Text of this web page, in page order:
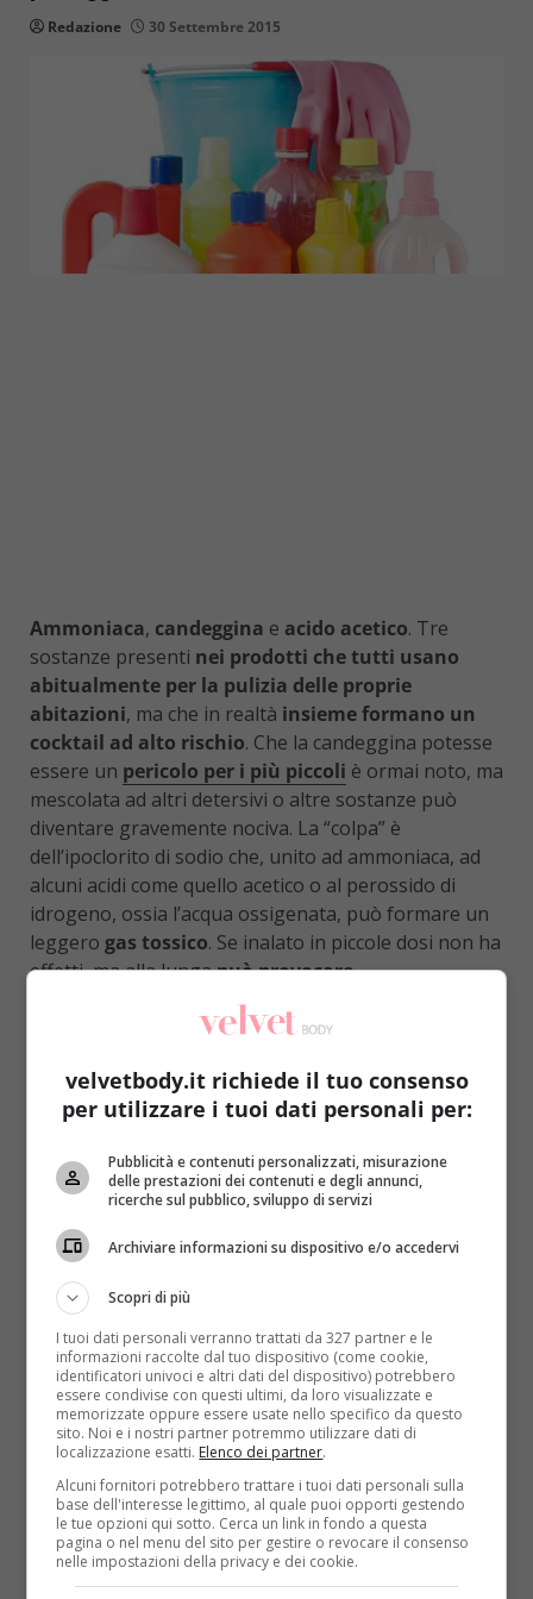
Redazione 30 Settembre 2015
Ammoniaca, candeggina e acido acetico. Tre
sostanze presenti nei prodotti che tutti usano
abitualmente per la pulizia delle proprie
abitazioni, ma che in realtà insieme formano un
cocktail ad alto rischio. Che la candeggina potesse
essere un pericolo per i più piccoli è ormai noto, ma
mescolata ad altri detersivi o altre sostanze può
diventare gravemente nociva. La “colpa” è
dell’ipoclorito di sodio che, unito ad ammoniaca, ad
alcuni acidi come quello acetico o al perossido di
idrogeno, ossia l’acqua ossigenata, può formare un
leggero gas tossico. Se inalato in piccole dosi non ha
effetti, ma alla lungapuò provocare
comunque di quanto si possa pensareperché
sono tutte sostanze contenute nei prodotti più
comuni per pulire casa:
spray per i vetri, detersivi
per piatti, prodotti per pulire il wc, il forno
oppure, l’aceto. Incappare in questo problema può
essere semplice: ad esempio mentre si pulisce lo
specchio del bagno con lo spray per i vetri, un po’ di
candeggina. E il gioco è fatto.
pulire la lavatrice e igienizzarlasi può utilizzare
bicarbonato alla candeggina all’aceto. Magari non
sapendolo, si decide di mescolare tutto e si finisce
per versare nel cestello aceto e candeggina, con il
risultato di sprigionare il pericoloso gas di cloro.
anche, più banalmente, cade per terra l’aceto e
poi ci si passa sopra la candeggina per pulire.
Questi sono solo alcuni esempi, ma ce ne sono molti
stare attenti non è così semplice
velvetbody.it richiede il tuo consenso
per utilizzare i tuoi dati personali per:
Pubblicità e contenuti personalizzati, misurazione
delle prestazioni dei contenuti e degli annunci,
ricerche sul pubblico, sviluppo di servizi
Archiviare informazioni su dispositivo e/o accedervi
Scopri di più
I tuoi dati personali verranno trattati da 327 partner e le
informazioni raccolte dal tuo dispositivo (come cookie,
identificatori univoci e altri dati del dispositivo) potrebbero
essere condivise con questi ultimi, da loro visualizzate e
memorizzate oppure essere usate nello specifico da questo
sito. Noi e i nostri partner potremmo utilizzare dati di
localizzazione esatti. Elenco dei partner.
Alcuni fornitori potrebbero trattare i tuoi dati personali sulla
base dell'interesse legittimo, al quale puoi opporti gestendo
le tue opzioni qui sotto. Cerca un link in fondo a questa
pagina o nel menu del sito per gestire o revocare il consenso
nelle impostazioni della privacy e dei cookie.